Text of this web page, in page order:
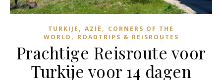
TURKIJE , AZIË , CORNERS OF THE
WORLD , ROADTRIPS & REISROUTES
Prachtige Reisroute voor
Turkije voor 14 dagen